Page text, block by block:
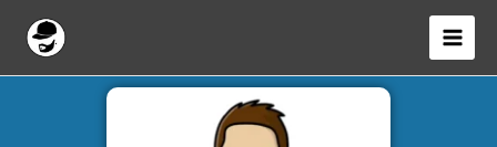
contenu